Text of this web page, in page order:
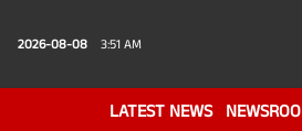
2026-08-08 3:51 AM
LATEST NEWS